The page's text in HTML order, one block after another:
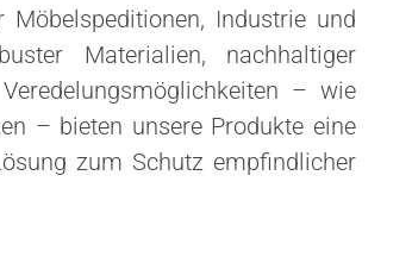
Industrie und
Materialien, nachhaltiger
– wie
– bieten unsere Produkte eine
zum Schutz empfindlicher